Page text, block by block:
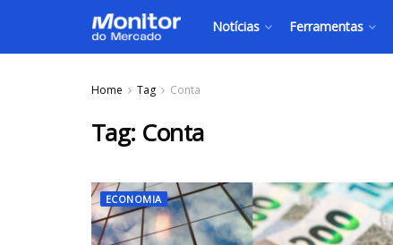
Notícias Ferramentas
Home Tag Conta
Tag: Conta
ECONOMIA